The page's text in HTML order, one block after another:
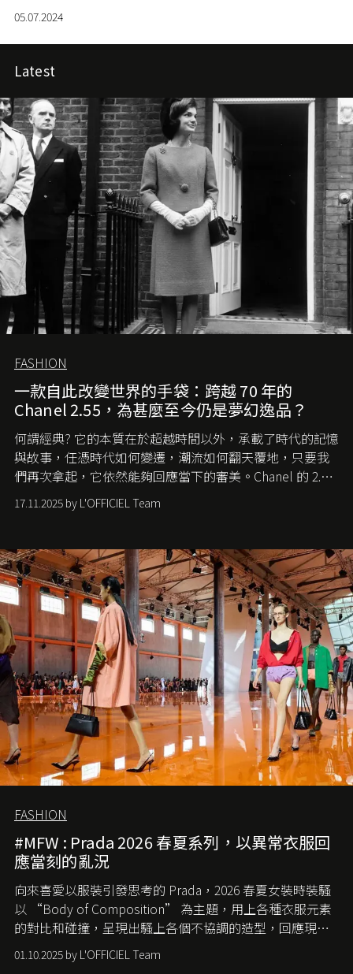
05.07.2024
Latest
FASHION
一款自此改變世界的手袋：跨越 70 年的
Chanel 2.55，為甚麼至今仍是夢幻逸品？
何謂經典? 它的本質在於超越時間以外，承載了時代的記憶
與故事，任憑時代如何變遷，潮流如何翻天覆地，只要我
們再次拿起，它依然能夠回應當下的審美。Chanel 的 2.55
手袋更是這樣存在，自問世至今，一直有着舉足輕重的地
位。如果說每個女生的第一個夢想手袋是 Chanel，那 2.55
愛它的雋永與優雅。那麼這個手袋是怎麼誕生的呢？又為
甚麼取名叫 2.55 ？今天就由《L'Officiel HK》帶你穿越流金
歲月，回顧 2.55 的誕生故事。
17.11.2025 by L'OFFICIEL Team
FASHION
#MFW : Prada 2026 春夏系列，以異常衣服回
應當刻的亂況
向來喜愛以服裝引發思考的 Prada，2026 春夏女裝時裝騷
以 “Body of Composition” 為主題，用上各種衣服元素
的對比和碰撞，呈現出騷上各個不協調的造型，回應現今
社會各種資訊、文化超載的現象。
01.10.2025 by L'OFFICIEL Team